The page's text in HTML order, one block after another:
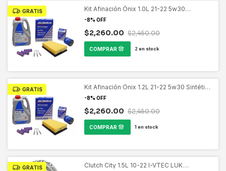
GRATIS
Kit Afinación Ónix 1.0L 21-22 5w30
-8% OFF
$2,260.00 $2,450.00
2 en stock
GRATIS
Kit Afinación Ónix 1.2L 21-22 5w30 Sintético
-8% OFF
$2,260.00 $2,450.00
1 en stock
GRATIS
Clutch City 1.5L 10-22 I-VTEC LUK